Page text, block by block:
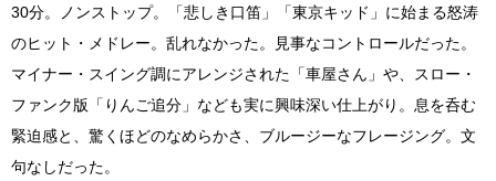
30分。ノンストップ。「悲しき口笛」「東京キッド」に始まる怒涛
のヒット・メドレー。乱れなかった。見事なコントロールだった。
マイナー・スイング調にアレンジされた「車屋さん」や、スロー・
ファンク版「りんご追分」なども実に興味深い仕上がり。息を呑む
緊迫感と、驚くほどのなめらかさ、ブルージーなフレージング。文
句なしだった。